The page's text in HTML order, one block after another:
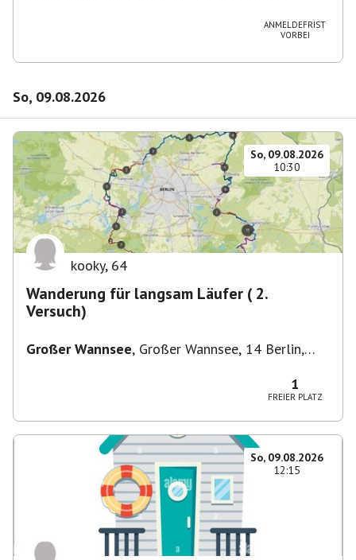
ANMELDEFRIST
VORBEI
So, 09.08.2026
So, 09.08.2026
10:30
kooky, 64
Wanderung für langsam Läufer ( 2.
Versuch)
Großer Wannsee, Großer Wannsee, 14 Berlin,
1
FREIER PLATZ
So, 09.08.2026
12:15